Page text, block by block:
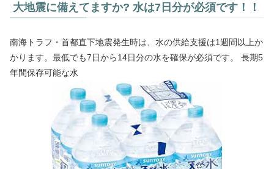
大地震に備えてますか? 水は7日分が必須です！！
南海トラフ・首都直下地震発生時は、水の供給支援は1週間以上か
かります。最低でも7日から14日分の水を確保が必須です。 長期5
年間保存可能な水